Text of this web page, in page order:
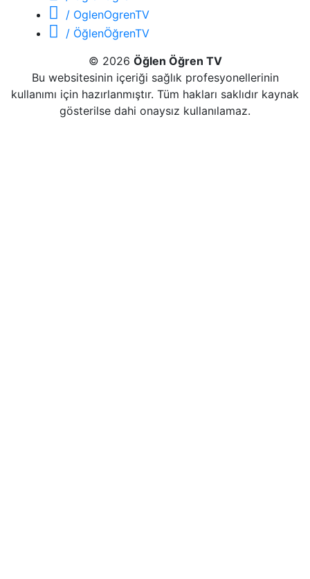
/ OglenOgrenTV
/ ÖğlenÖğrenTV
© 2026 Öğlen Öğren TV
Bu websitesinin içeriği sağlık profesyonellerinin
kullanımı için hazırlanmıştır. Tüm hakları saklıdır kaynak
gösterilse dahi onaysız kullanılamaz.